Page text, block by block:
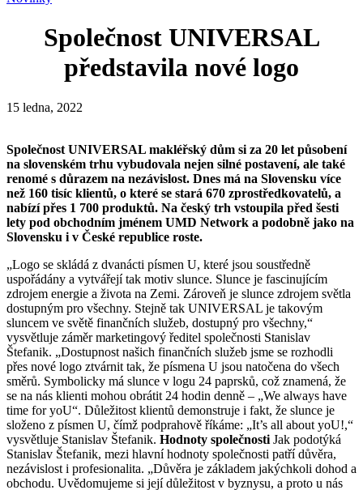
Společnost UNIVERSAL
představila nové logo
15 ledna, 2022
Společnost UNIVERSAL makléřský dům si za 20 let působení
na slovenském trhu vybudovala nejen silné postavení, ale také
renomé s důrazem na nezávislost. Dnes má na Slovensku více
než 160 tisíc klientů, o které se stará 670 zprostředkovatelů, a
nabízí přes 1 700 produktů. Na český trh vstoupila před šesti
lety pod obchodním jménem UMD Network a podobně jako na
Slovensku i v České republice roste.
„Logo se skládá z dvanácti písmen U, které jsou soustředně
uspořádány a vytvářejí tak motiv slunce. Slunce je fascinujícím
zdrojem energie a života na Zemi. Zároveň je slunce zdrojem světla
dostupným pro všechny. Stejně tak UNIVERSAL je takovým
sluncem ve světě finančních služeb, dostupný pro všechny,“
vysvětluje záměr marketingový ředitel společnosti Stanislav
Štefanik. „Dostupnost našich finančních služeb jsme se rozhodli
přes nové logo ztvárnit tak, že písmena U jsou natočena do všech
směrů. Symbolicky má slunce v logu 24 paprsků, což znamená, že
se na nás klienti mohou obrátit 24 hodin denně – „We always have
time for yoU“. Důležitost klientů demonstruje i fakt, že slunce je
složeno z písmen U, čímž podprahově říkáme: „It’s all about yoU!,“
vysvětluje Stanislav Štefanik. Hodnoty společnosti Jak podotýká
Stanislav Štefanik, mezi hlavní hodnoty společnosti patří důvěra,
nezávislost i profesionalita. „Důvěra je základem jakýchkoli dohod a
obchodu. Uvědomujeme si její důležitost v byznysu, a proto u nás